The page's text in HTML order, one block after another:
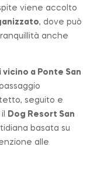
viene accolto
, dove può
anche
vicino a Ponte San
seguito e
Dog Resort San
basata su
alle